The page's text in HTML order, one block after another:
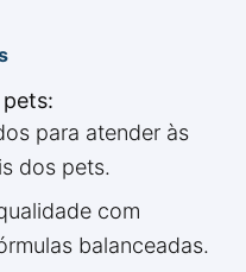
para atender às
dos pets.
com
balanceadas.